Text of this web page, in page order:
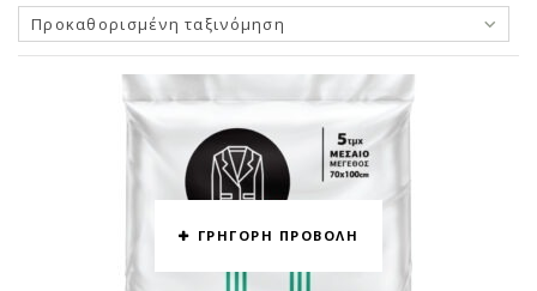
Προκαθορισμένη ταξινόμηση
ΓΡΗΓΟΡΗ ΠΡΟΒΟΛΗ